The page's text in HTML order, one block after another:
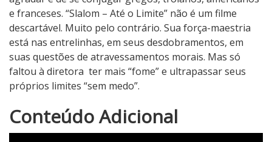
e franceses. “Slalom – Até o Limite” não é um filme
descartável. Muito pelo contrário. Sua força-maestria
está nas entrelinhas, em seus desdobramentos, em
suas questões de atravessamentos morais. Mas só
faltou à diretora ter mais “fome” e ultrapassar seus
próprios limites “sem medo”.
N
o
Conteúdo Adicional